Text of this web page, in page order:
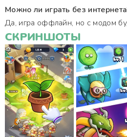
Можно ли играть без
Да, игра оффлайн, но с модом
СКРИНШОТЫ